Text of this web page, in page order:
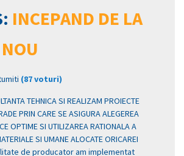
INCEPAND DE LA
(87 voturi)
TEHNICA SI REALIZAM PROIECTE
PRIN CARE SE ASIGURA ALEGEREA
OPTIME SI UTILIZAREA RATIONALA A
SI UMANE ALOCATE ORICAREI
de producator am implementat